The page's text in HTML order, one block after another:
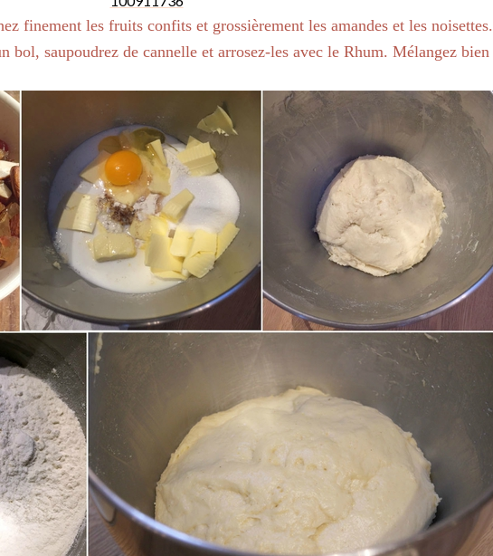
finement les fruits confits et grossièrement les amandes et les noisettes.
bol, saupoudrez de cannelle et arrosez-les avec le Rhum. Mélangez bien